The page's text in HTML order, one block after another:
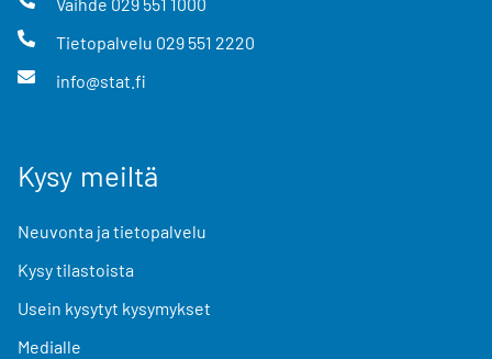
Tietopalvelu 029 551 2220
info@stat.fi
Kysy meiltä
Neuvonta ja tietopalvelu
Kysy tilastoista
Usein kysytyt kysymykset
Medialle